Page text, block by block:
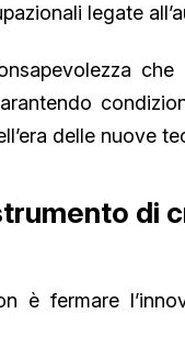
legate
delle nuove
di
è fermare